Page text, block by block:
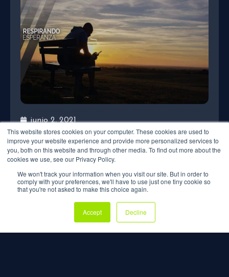
This website stores cookies on your computer. These cookies are used to
improve your website experience and provide more personalized services to
you, both on this website and through other media. To find out more about the
cookies we use, see our Privacy Policy.
We won't track your information when you visit our site. But in order to
comply with your preferences, we'll have to use just one tiny cookie so
that you're not asked to make this choice again.
Accept Decline
junio 2, 2021
NO ENCUENTRO CONSUELO PORQUE PERDÍ
A UN SER QUERIDO